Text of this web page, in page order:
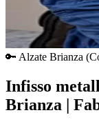
🔑 Alzate Brianza (
Infisso
Brianza |